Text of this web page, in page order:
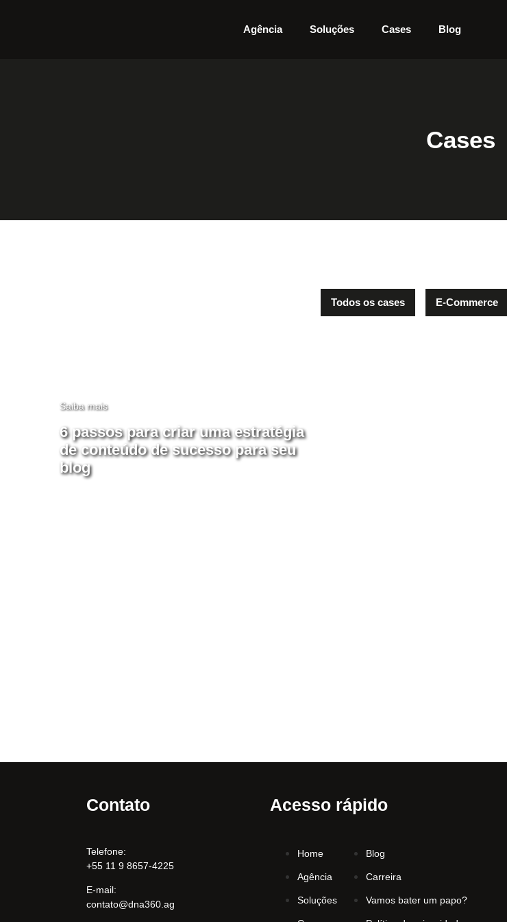
Agência Soluções Cases Blog
Cases
Todos os cases E-Commerce
Saiba mais
6 passos para criar uma estratégia
de conteúdo de sucesso para seu
blog
Contato
Telefone:
+55 11 9 8657-4225
E-mail:
contato@dna360.ag
Acesso rápido
Home
Agência
Soluções
Blog
Carreira
Vamos bater um papo?